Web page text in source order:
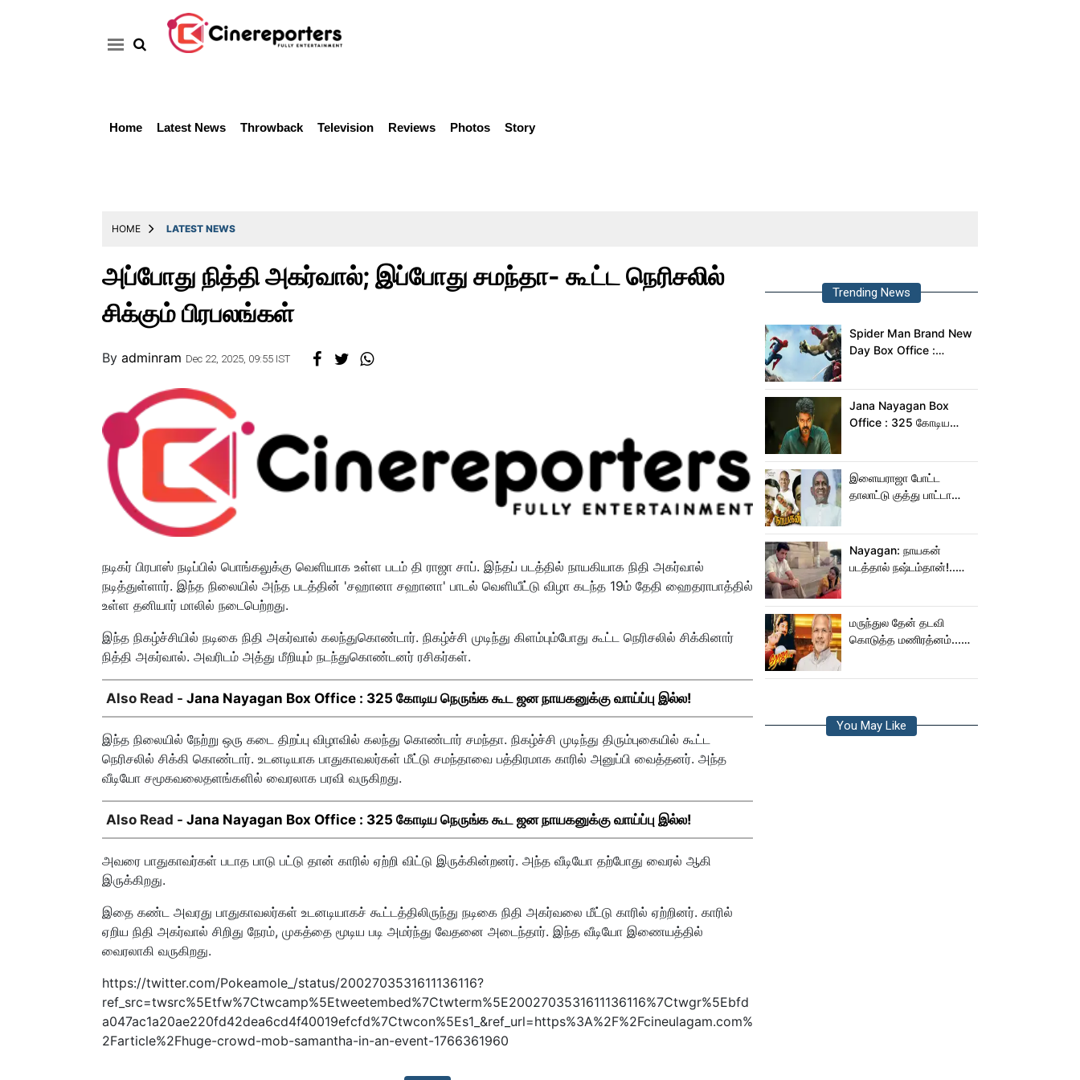
Home Latest News Throwback Television Reviews Photos Story
HOME LATEST NEWS
அப்போது நித்தி அகர்வால்; இப்போது சமந்தா- கூட்ட நெரிசலில்
சிக்கும் பிரபலங்கள்
By adminram Dec 22, 2025, 09:55 IST
நடிகர் பிரபாஸ் நடிப்பில் பொங்கலுக்கு வெளியாக உள்ள படம் தி ராஜா சாப். இந்தப் படத்தில் நாயகியாக நிதி அகர்வால்
நடித்துள்ளார். இந்த நிலையில் அந்த படத்தின் 'சஹானா சஹானா' பாடல் வெளியீட்டு விழா கடந்த 19ம் தேதி ஹைதராபாத்தில்
உள்ள தனியார் மாலில் நடைபெற்றது.
இந்த நிகழ்ச்சியில் நடிகை நிதி அகர்வால் கலந்துகொண்டார். நிகழ்ச்சி முடிந்து கிளம்பும்போது கூட்ட நெரிசலில் சிக்கினார்
நித்தி அகர்வால். அவரிடம் அத்து மீறியும் நடந்துகொண்டனர் ரசிகர்கள்.
Also Read - Jana Nayagan Box Office : 325 கோடிய நெருங்க கூட ஜன நாயகனுக்கு வாய்ப்பு இல்ல!
இந்த நிலையில் நேற்று ஒரு கடை திறப்பு விழாவில் கலந்து கொண்டார் சமந்தா. நிகழ்ச்சி முடிந்து திரும்புகையில் கூட்ட
நெரிசலில் சிக்கி கொண்டார். உடனடியாக பாதுகாவலர்கள் மீட்டு சமந்தாவை பத்திரமாக காரில் அனுப்பி வைத்தனர். அந்த
வீடியோ சமூகவலைதளங்களில் வைரலாக பரவி வருகிறது.
Also Read - Jana Nayagan Box Office : 325 கோடிய நெருங்க கூட ஜன நாயகனுக்கு வாய்ப்பு இல்ல!
அவரை பாதுகாவர்கள் படாத பாடு பட்டு தான் காரில் ஏற்றி விட்டு இருக்கின்றனர். அந்த வீடியோ தற்போது வைரல் ஆகி
இருக்கிறது.
இதை கண்ட அவரது பாதுகாவலர்கள் உடனடியாகச் கூட்டத்திலிருந்து நடிகை நிதி அகர்வலை மீட்டு காரில் ஏற்றினர். காரில்
ஏறிய நிதி அகர்வால் சிறிது நேரம், முகத்தை மூடிய படி அமர்ந்து வேதனை அடைந்தார். இந்த வீடியோ இணையத்தில்
வைரலாகி வருகிறது.
https://twitter.com/Pokeamole_/status/2002703531611136116?
ref_src=twsrc%5Etfw%7Ctwcamp%5Etweetembed%7Ctwterm%5E2002703531611136116%7Ctwgr%5Ebfd
a047ac1a20ae220fd42dea6cd4f40019efcfd%7Ctwcon%5Es1_&ref_url=https%3A%2F%2Fcineulagam.com%
2Farticle%2Fhuge-crowd-mob-samantha-in-an-event-1766361960
Trending News
Spider Man Brand New
Day Box Office :
ஸ்பைடர் மேன் பிராண்ட் நியூ
டே?
Jana Nayagan Box
Office : 325 கோடிய
இளையராஜா போட்ட
தாலாட்டு குத்து பாட்டா
Nayagan: நாயகன்
படத்தால் நஷ்டம்தான்!..
மகள் பேட்டி..
மருந்துல தேன் தடவி
கொடுத்த மணிரத்னம்...
You May Like